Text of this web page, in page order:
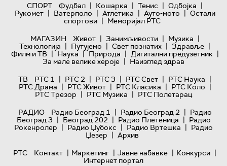
СПОРТ
Фудбал | Кошарка | Тенис | Одбојка |
Рукомет | Ватерполо | Атлетика | Ауто-мото | Остали
спортови | Меморијал РТС
МАГАЗИН
Живот | Занимљивости | Музика |
Технологијa | Путујемо | Свет познатих | Здравље |
Филм и ТВ | Наука | Природа | Дигитални предузетник |
За мале велике хероје | Наизглед здрав
ТВ
РТС 1 | РТС 2 | РТС 3 | РТС Свет | РТС Наука |
РТС Драма | РТС Живот | РТС Класика | РТС Коло |
РТС Трезор | РТС Музика | РТС Полетарац
РАДИО
Радио Београд 1 | Радио Београд 2 | Радио
Београд 3 | Београд 202 | Радио Плетеница | Радио
Рокенролер | Радио Џубокс | Радио Вртешка | Радио
Џезер | Архив
РТС
Контакт | Маркетинг | Јавне набавке | Конкурси |
Интернет портал